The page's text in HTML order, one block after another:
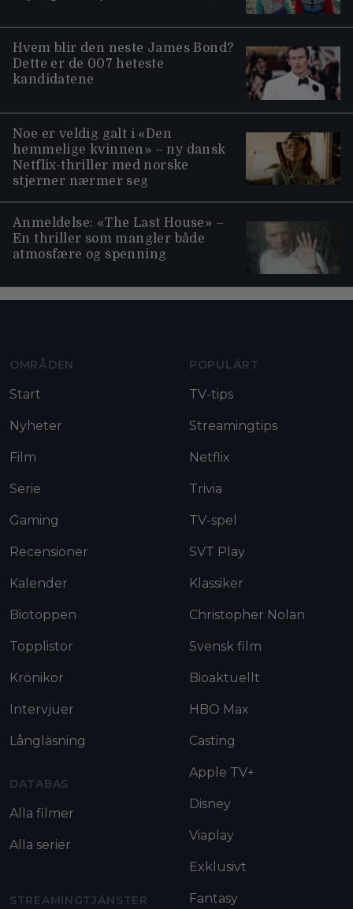
Hvem blir den neste James Bond?
Dette er de 007 heteste
kandidatene
Noe er veldig galt i «Den
hemmelige kvinnen» – ny dansk
Netflix-thriller med norske
stjerner nærmer seg
Anmeldelse: «The Last House» –
En thriller som mangler både
atmosfære og spenning
OMRÅDEN
Start
Nyheter
Film
Serie
Gaming
Recensioner
Kalender
Biotoppen
Topplistor
Krönikor
Intervjuer
Långläsning
DATABAS
Alla filmer
Alla serier
STREAMINGTJÄNSTER
POPULÄRT
TV-tips
Streamingtips
Netflix
Trivia
TV-spel
SVT Play
Klassiker
Christopher Nolan
Svensk film
Bioaktuellt
HBO Max
Casting
Apple TV+
Disney
Viaplay
Exklusivt
Fantasy